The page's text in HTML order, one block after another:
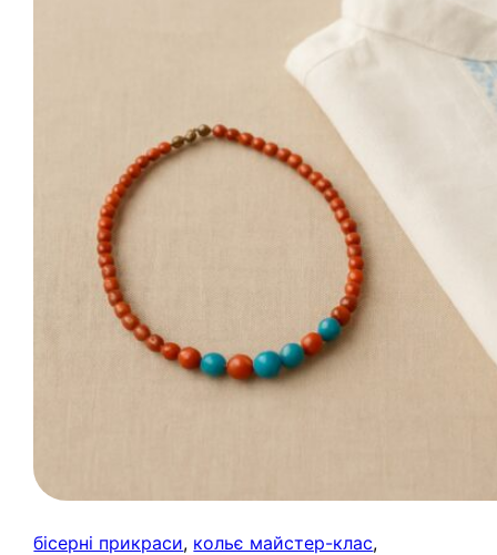
бісерні прикраси, кольє майстер-клас